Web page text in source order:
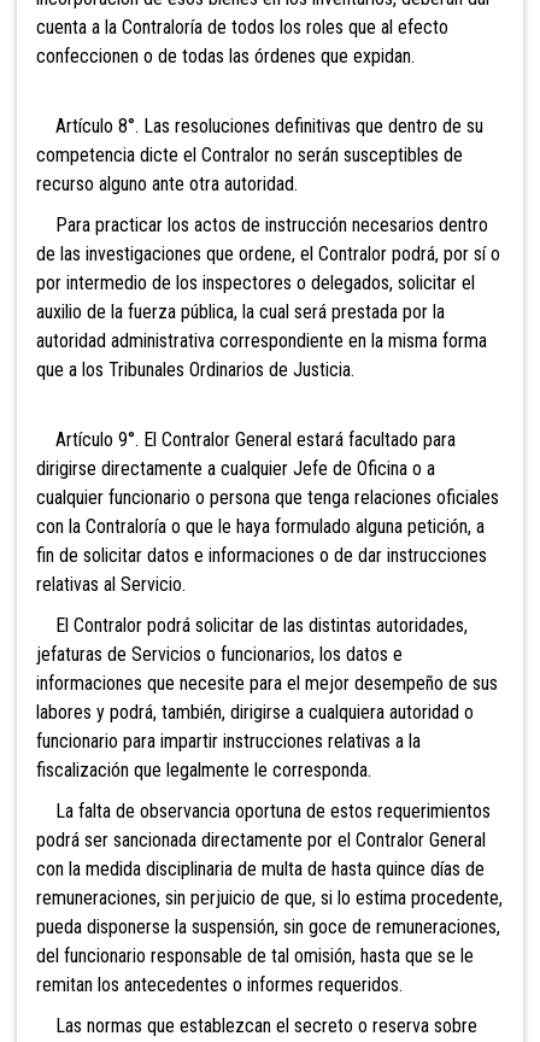
cuenta a la Contraloría de todos los roles que al efecto
confeccionen o de todas las órdenes que expidan.
Artículo 8°. Las resoluciones definitivas que dentro de su
competencia dicte el Contralor no serán susceptibles de
recurso alguno ante otra autoridad.
Para practicar los actos de instrucción necesarios dentro
de las investigaciones que ordene, el Contralor podrá, por sí o
por intermedio de los inspectores o delegados, solicitar el
auxilio de la fuerza pública, la cual será prestada por la
autoridad administrativa correspondiente en la misma forma
que a los Tribunales Ordinarios de Justicia.
Artículo 9°. El Contralor General estará facultado para
dirigirse directamente a cualquier Jefe de Oficina o a
cualquier funcionario o persona que tenga relaciones oficiales
con la Contraloría o que le haya formulado alguna petición, a
fin de solicitar datos e informaciones o de dar instrucciones
relativas al Servicio.
El Contralor podrá solicitar de las distintas autoridades,
jefaturas de Servicios o funcionarios, los datos e
informaciones que necesite para el mejor desempeño de sus
labores y podrá, también, dirigirse a cualquiera autoridad o
funcionario para impartir instrucciones relativas a la
fiscalización que legalmente le corresponda.
La falta de observancia oportuna de estos requerimientos
podrá ser sancionada directamente por el Contralor General
con la medida disciplinaria de multa de hasta quince días de
remuneraciones, sin perjuicio de que, si lo estima procedente,
pueda disponerse la suspensión, sin goce de remuneraciones,
del funcionario responsable de tal omisión, hasta que se le
remitan los antecedentes o informes requeridos.
Las normas que establezcan el secreto o reserva sobre